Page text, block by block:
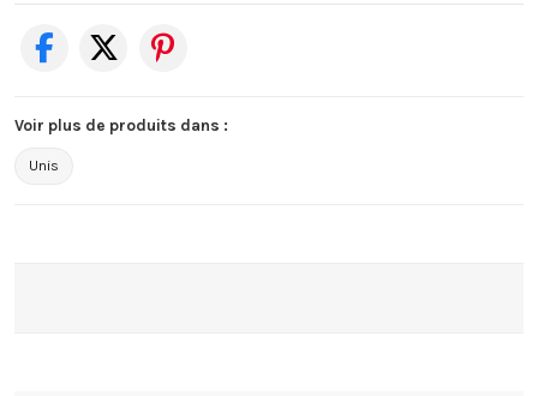
Voir plus de produits dans :
Unis